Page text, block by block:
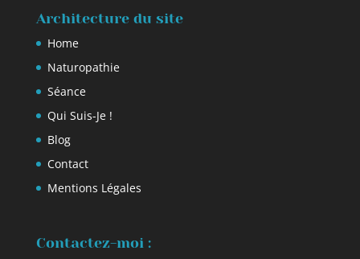
Architecture du site
Home
Naturopathie
Séance
Qui Suis-Je !
Blog
Contact
Mentions Légales
Contactez-moi :